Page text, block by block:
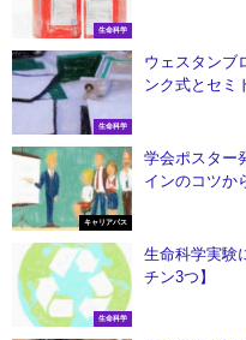
生命科学
生命科学
ウェスタンブ
ンク式とセミ
キャリアパス
学会ポスター
インのコツか
生命科学
生命科学実験
チン3つ】